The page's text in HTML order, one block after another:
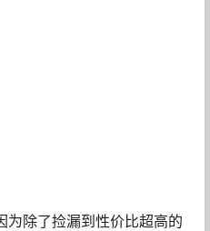
为除了捡漏到性价比超高的